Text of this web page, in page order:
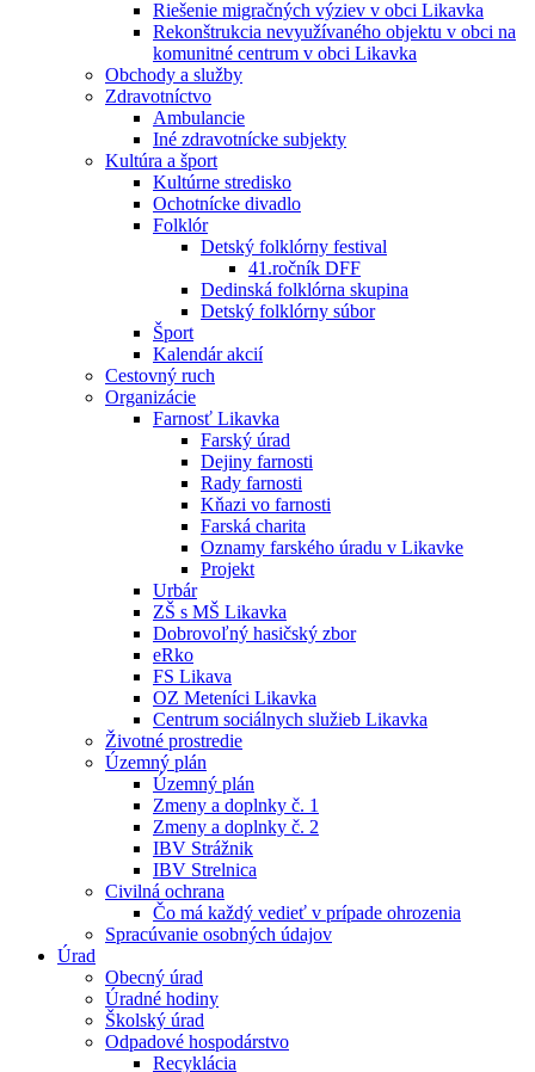
Riešenie migračných výziev v obci Likavka
Rekonštrukcia nevyužívaného objektu v obci na
komunitné centrum v obci Likavka
Obchody a služby
Zdravotníctvo
Ambulancie
Iné zdravotnícke subjekty
Kultúra a šport
Kultúrne stredisko
Ochotnícke divadlo
Folklór
Detský folklórny festival
41.ročník DFF
Dedinská folklórna skupina
Detský folklórny súbor
Šport
Kalendár akcií
Cestovný ruch
Organizácie
Farnosť Likavka
Farský úrad
Dejiny farnosti
Rady farnosti
Kňazi vo farnosti
Farská charita
Oznamy farského úradu v Likavke
Projekt
Urbár
ZŠ s MŠ Likavka
Dobrovoľný hasičský zbor
eRko
FS Likava
OZ Meteníci Likavka
Centrum sociálnych služieb Likavka
Životné prostredie
Územný plán
Územný plán
Zmeny a doplnky č. 1
Zmeny a doplnky č. 2
IBV Strážnik
IBV Strelnica
Civilná ochrana
Čo má každý vedieť v prípade ohrozenia
Spracúvanie osobných údajov
Úrad
Obecný úrad
Úradné hodiny
Školský úrad
Odpadové hospodárstvo
Recyklácia